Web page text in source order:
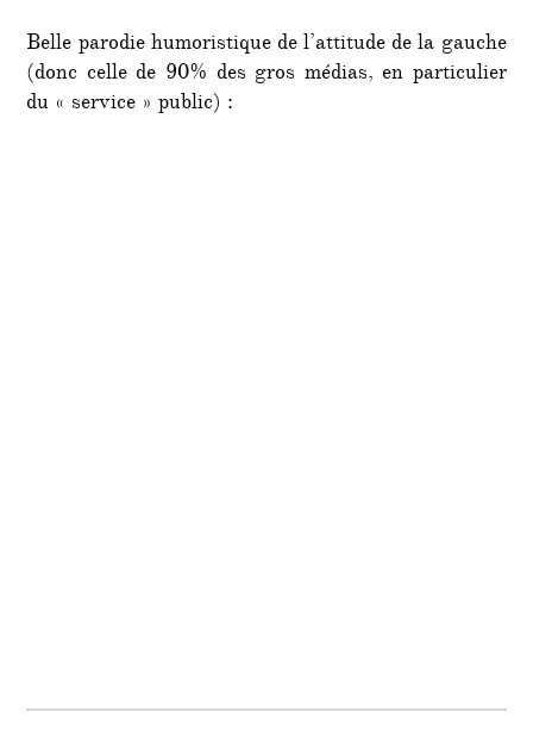
»
Belle parodie humoristique de l’attitude de la gauche
(donc celle de 90% des gros médias, en particulier
du « service » public) :